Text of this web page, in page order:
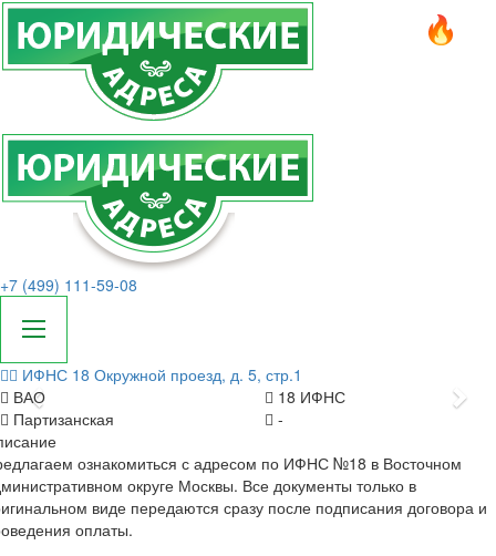
+7 (499) 111-59-08
ИФНС 18 Окружной проезд, д. 5, стр.1
Назад
ВАО
18 ИФНС
Партизанская
-
ознакомиться с адресом по ИФНС №18 в Восточном
округе Москвы. Все документы только в
виде передаются сразу после подписания договора и
оплаты.